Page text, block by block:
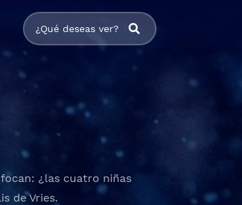
¿las cuatro niñas
de Vries.